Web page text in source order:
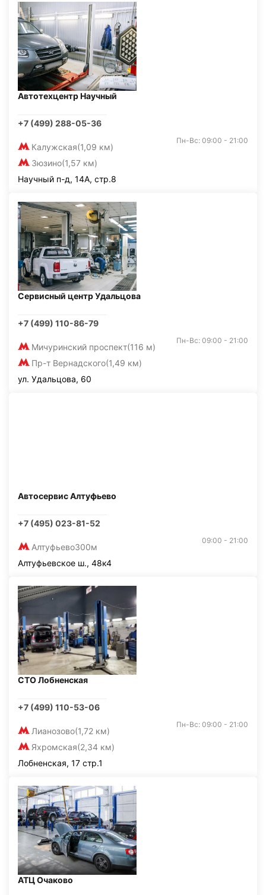
Автотехцентр Научный
+7 (499) 288-05-36
Калужская(1,09 км)
Зюзино(1,57 км)
Пн-Вс: 09:00 - 21:00
Научный п-д, 14А, стр.8
Сервисный центр Удальцова
+7 (499) 110-86-79
Мичуринский проспект(116 м)
Пр-т Вернадского(1,49 км)
Пн-Вс: 09:00 - 21:00
ул. Удальцова, 60
Автосервис Алтуфьево
+7 (495) 023-81-52
Алтуфьево300м
09:00 - 21:00
Алтуфьевское ш., 48к4
СТО Лобненская
+7 (499) 110-53-06
Лианозово(1,72 км)
Яхромская(2,34 км)
Пн-Вс: 09:00 - 21:00
Лобненская, 17 стр.1
АТЦ Очаково